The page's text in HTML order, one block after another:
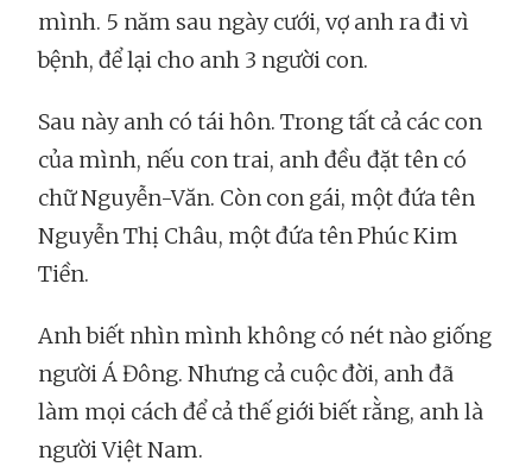
mình. 5 năm sau ngày cưới, vợ anh ra đi vì
bệnh, để lại cho anh 3 người con.
Sau này anh có tái hôn. Trong tất cả các con
của mình, nếu con trai, anh đều đặt tên có
chữ Nguyễn-Văn. Còn con gái, một đứa tên
Nguyễn Thị Châu, một đứa tên Phúc Kim
Tiền.
Anh biết nhìn mình không có nét nào giống
người Á Đông. Nhưng cả cuộc đời, anh đã
làm mọi cách để cả thế giới biết rằng, anh là
người Việt Nam.